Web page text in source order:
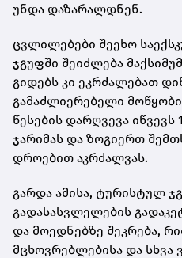
უნდა დაზარალდნენ.
ცვლილებები შეეხო
ჯგუფში შეიძლება
გიდებს კი ეკრძალებათ
გამაძლიერებელი
წესების დარღვევა
ჯარიმას და ზოგიერთ
დროებით აკრძალვას.
გარდა ამისა, ტურისტულ
გადასასვლელების
და მოედნებზე შეკრება,
მცხოვრებლებისა და სხვა